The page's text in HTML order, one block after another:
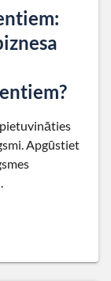
Apgūstiet